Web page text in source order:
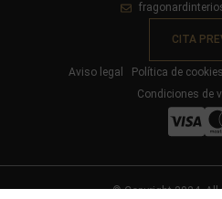
CITA
Aviso legal Política de cookies
Condiciones de
© Copyright 2024. All